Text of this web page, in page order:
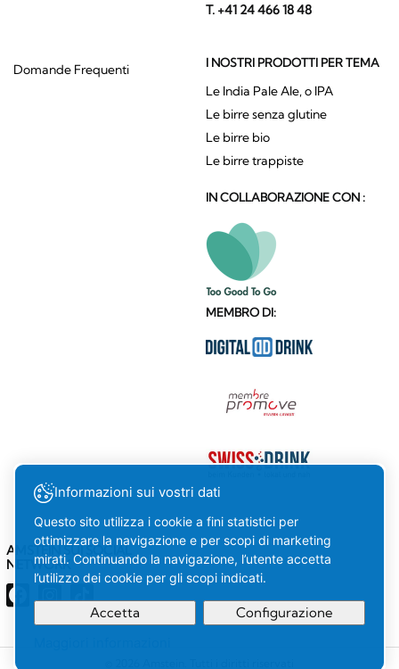
T. +41 24 466 18 48
Domande Frequenti I NOSTRI PRODOTTI PER TEMA
Le India Pale Ale, o IPA
Le birre senza glutine
Le birre bio
Le birre trappiste
IN COLLABORAZIONE CON :
MEMBRO DI:
AMSTEIN SUI SOCIAL
NETWORK
Informazioni sui vostri dati
Questo sito utilizza i cookie a fini statistici per
ottimizzare la navigazione e per scopi di marketing
mirati. Continuando la navigazione, l’utente accetta
l’utilizzo dei cookie per gli scopi indicati.
Accetta Configurazione